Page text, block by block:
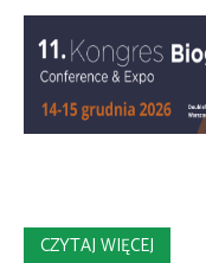
CZYTAJ WIĘCEJ